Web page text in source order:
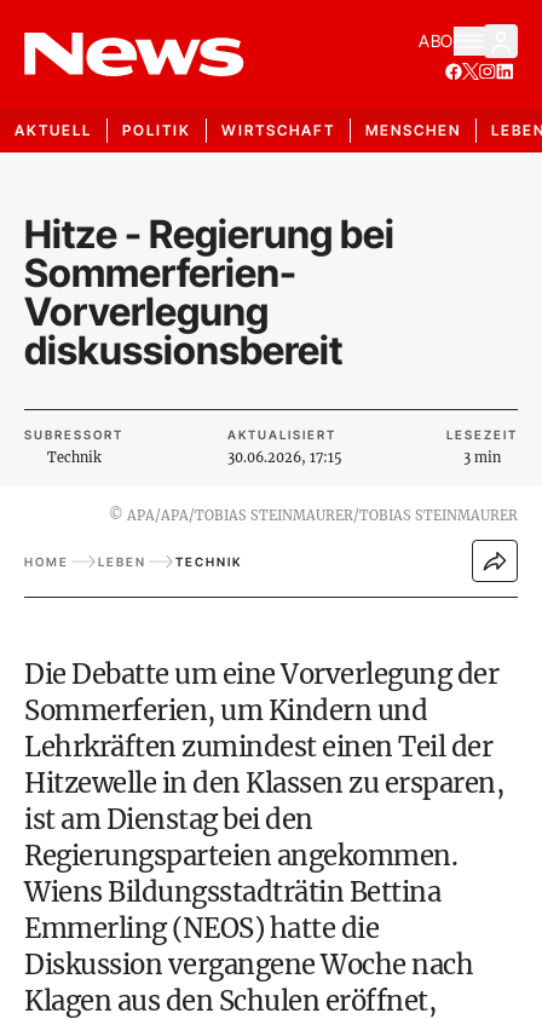
ABO
AKTUELL POLITIK WIRTSCHAFT MENSCHEN
Hitze - Regierung bei
Sommerferien-
Vorverlegung
diskussionsbereit
SUBRESSORT
Technik
AKTUALISIERT
30.06.2026, 17:15
LESEZEIT
3 min
© APA/APA/TOBIAS STEINMAURER/TOBIAS STEINMAURER
HOME LEBEN TECHNIK
Die Debatte um eine Vorverlegung der
Sommerferien, um Kindern und
Lehrkräften zumindest einen Teil der
Hitzewelle in den Klassen zu ersparen,
ist am Dienstag bei den
Regierungsparteien angekommen.
Wiens Bildungsstadträtin Bettina
Emmerling (NEOS) hatte die
Diskussion vergangene Woche nach
Klagen aus den Schulen eröffnet,